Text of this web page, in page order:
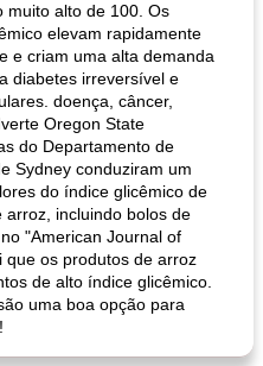
muito alto de 100. Os
elevam rapidamente
e criam uma alta demanda
diabetes irreversível e
doença, câncer,
Oregon State
do Departamento de
Sydney conduziram um
do índice glicêmico de
arroz, incluindo bolos de
"American Journal of
que os produtos de arroz
de alto índice glicêmico.
uma boa opção para